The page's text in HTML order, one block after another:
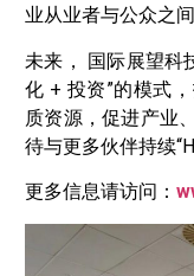
业从业者与公众之
未来， 国际展望科
化 + 投资”的模式
质资源，促进产业
待与更多伙伴持续
更多信息请访问：